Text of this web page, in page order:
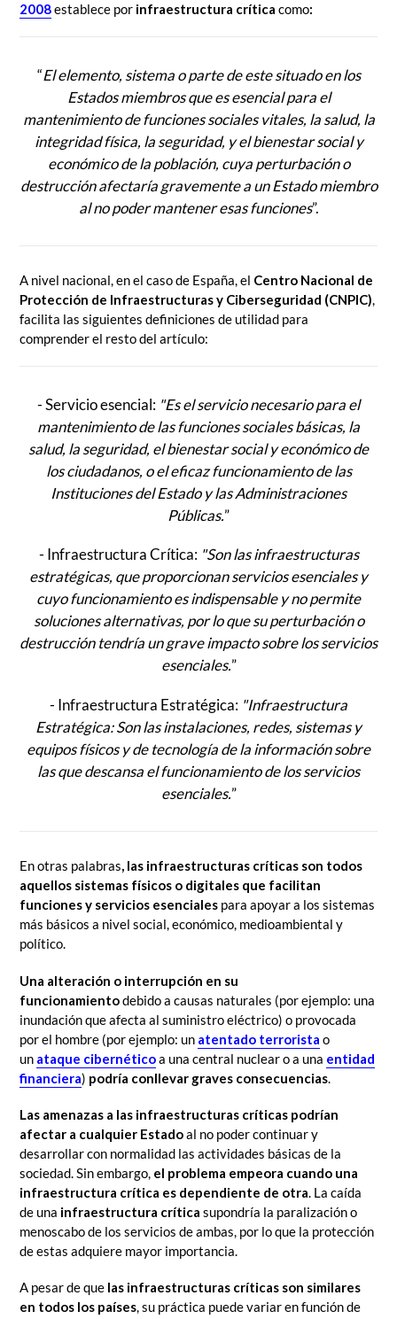
2008establece por infraestructura crítica como:
“El elemento, sistema o parte de este situado en los
Estados miembros que es esencial para el
mantenimiento de funciones sociales vitales, la salud, la
integridad física, la seguridad, y el bienestar social y
económico de la población, cuya perturbación o
destrucción afectaría gravemente a un Estado miembro
al no poder mantener esas funciones”.
A nivel nacional, en el caso de España, el Centro Nacional de
Protección de Infraestructuras y Ciberseguridad (CNPIC),
facilita las siguientes definiciones de utilidad para
comprender el resto del artículo:
- Servicio esencial: "Es el servicio necesario para el
mantenimiento de las funciones sociales básicas, la
salud, la seguridad, el bienestar social y económico de
los ciudadanos, o el eficaz funcionamiento de las
Instituciones del Estado y las Administraciones
Públicas.”
- Infraestructura Crítica:"Son las infraestructuras
estratégicas, que proporcionan servicios esenciales y
cuyo funcionamiento es indispensable y no permite
soluciones alternativas, por lo que su perturbación o
destrucción tendría un grave impacto sobre los servicios
esenciales.”
- Infraestructura Estratégica: "Infraestructura
Estratégica: Son las instalaciones, redes, sistemas y
equipos físicos y de tecnología de la información sobre
las que descansa el funcionamiento de los servicios
esenciales.”
En otras palabras, las infraestructuras críticas son todos
aquellos sistemas físicos o digitales que facilitan
funciones y servicios esenciales para apoyar a los sistemas
más básicos a nivel social, económico, medioambiental y
político.
Una alteración o interrupción en su
funcionamientodebido a causas naturales (por ejemplo: una
inundación que afecta al suministro eléctrico) o provocada
por el hombre (por ejemplo: un atentado terrorista o
un ataque cibernéticoa una central nuclear o a una entidad
financiera) podría conllevar graves consecuencias
Las amenazas a las infraestructuras críticas podrían
afectar a cualquier Estadoal no poder continuar y
desarrollar con normalidad las actividades básicas de la
sociedad. Sin embargo, el problema empeora cuando una
infraestructura crítica es dependiente de otra. La caída
de una infraestructura crítica supondría la paralización o
menoscabo de los servicios de ambas, por lo que la protección
de estas adquiere mayor importancia.
A pesar de que las infraestructuras críticas son similares
en todos los países, su práctica puede variar en función de